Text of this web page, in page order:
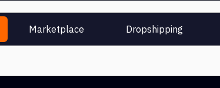
Marketplace Dropshipping